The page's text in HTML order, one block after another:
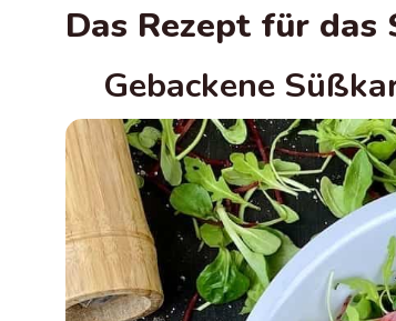
Das Rezept für
Gebackene